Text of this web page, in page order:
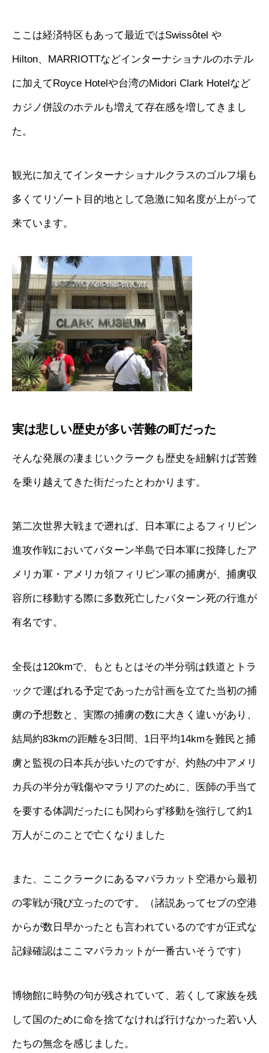
ここは経済特区もあって最近ではSwissôtel や
Hilton、MARRIOTTなどインターナショナルのホテル
に加えてRoyce Hotelや台湾のMidori Clark Hotelなど
カジノ併設のホテルも増えて存在感を増してきまし
た。
観光に加えてインターナショナルクラスのゴルフ場も
多くてリゾート目的地として急激に知名度が上がって
来ています。
実は悲しい歴史が多い苦難の町だった
そんな発展の凄まじいクラークも歴史を紐解けば苦難
を乗り越えてきた街だったとわかります。
第二次世界大戦まで遡れば、日本軍によるフィリピン
進攻作戦においてバターン半島で日本軍に投降したア
メリカ軍・アメリカ領フィリピン軍の捕虜が、捕虜収
容所に移動する際に多数死亡したバターン死の行進が
有名です。
全長は120kmで、もともとはその半分弱は鉄道とトラ
ックで運ばれる予定であったが計画を立てた当初の捕
虜の予想数と、実際の捕虜の数に大きく違いがあり、
結局約83kmの距離を3日間、1日平均14kmを難民と捕
虜と監視の日本兵が歩いたのですが、灼熱の中アメリ
カ兵の半分が戦傷やマラリアのために、医師の手当て
を要する体調だったにも関わらず移動を強行して約1
万人がこのことで亡くなりました
また、ここクラークにあるマバラカット空港から最初
の零戦が飛び立ったのです。（諸説あってセブの空港
からが数日早かったとも言われているのですが正式な
記録確認はここマバラカットが一番古いそうです）
博物館に時勢の句が残されていて、若くして家族を残
して国のために命を捨てなければ行けなかった若い人
たちの無念を感じました。